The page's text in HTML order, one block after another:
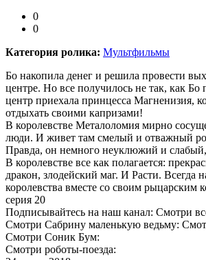
0
0
Категория ролика: Мультфильмы
Бо накопила денег и решила провести
центре. Но все получилось не так, как
центр приехала принцесса Магненизия,
отдыхать своими капризами!
В королевстве Металоломия мирно
люди. И живет там смелый и отважный
Правда, он немного неуклюжий и слабый,
В королевстве все как полагается:
дракон, злодейский маг. И Расти. Всегда
королевства вместе со своим рыцарским
серия 20
Подписывайтесь на наш канал: Смотри
Смотри Сабрину маленькую ведьму:
Смотри Соник Бум:
Смотри роботы-поезда: